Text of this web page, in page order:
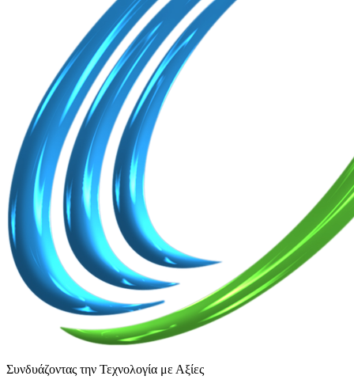
Συνδυάζοντας την Τεχνολογία με Αξίες